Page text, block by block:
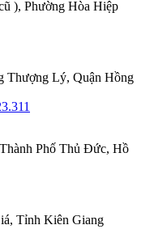
), Phường Hòa Hiệp
Thượng Lý, Quận Hồng
Phố Thủ Đức, Hồ
Tỉnh Kiên Giang